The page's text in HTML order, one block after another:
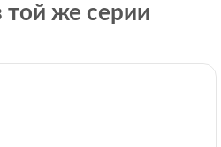
той же серии